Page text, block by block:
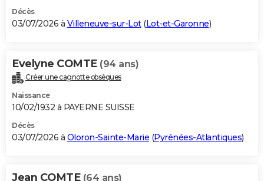
Décès
03/07/2026 à Villeneuve-sur-Lot(Lot-et-Garonne)
Evelyne COMTE (94 ans)
Créer une cagnotte obsèques
Naissance
10/02/1932 à PAYERNE SUISSE
Décès
03/07/2026 à Oloron-Sainte-Marie (Pyrénées-Atlantiques)
Jean COMTE (64 ans)